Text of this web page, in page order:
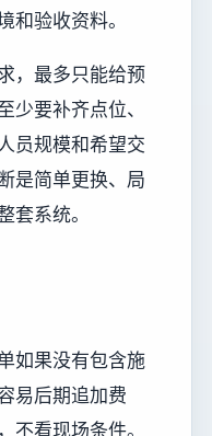
和验收资料。
，最多只能给预
少要补齐点位、
员规模和希望交
是简单更换、局
套系统。
如果没有包含施
易后期追加费
不看现场条件。